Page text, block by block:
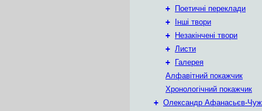
+
Поетичні переклади
+
Інші твори
+
Незакінчені твори
+ Листи
+
Галерея
Алфавітний покажчик
Хронологічний покажчик
+ Олександр Афанасьєв-